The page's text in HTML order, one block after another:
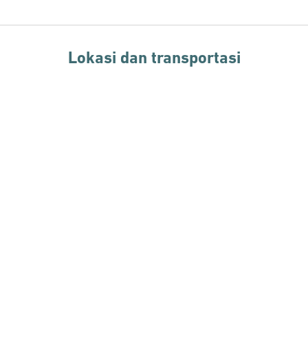
Lokasi dan transportasi